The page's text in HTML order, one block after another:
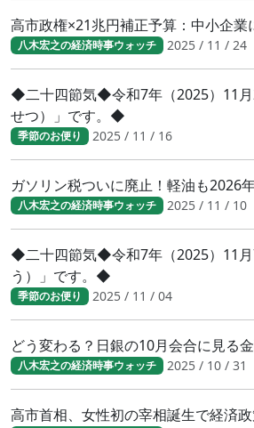
高市政権×21兆円補正予算：中小企業
八木宏之の経済時事ウォッチ 2025 / 11 / 24
◆二十四節気◆令和7年（2025）11月
せつ）」です。◆
季節のお便り 2025 / 11 / 16
ガソリン税ついに廃止！軽油も2026
八木宏之の経済時事ウォッチ 2025 / 11 / 10
◆二十四節気◆令和7年（2025）11月
う）」です。◆
季節のお便り 2025 / 11 / 04
どう変わる？日銀の10月会合に見る
八木宏之の経済時事ウォッチ 2025 / 10 / 31
高市首相、女性初の宰相誕生で経済